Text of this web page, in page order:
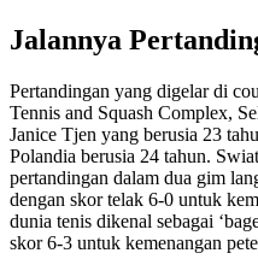
Jalannya
Pertandingan yang digelar di
Tennis and Squash Complex,
Janice Tjen yang berusia 23
Polandia berusia 24 tahun.
pertandingan dalam dua gim
dengan skor telak 6-0 untuk
dunia tenis dikenal sebagai
skor 6-3 untuk kemenangan